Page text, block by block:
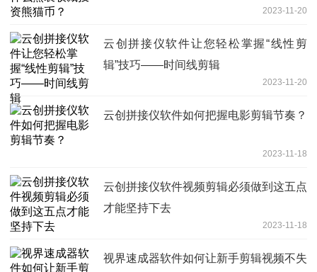
2023-11-20
云创拼接仪软件让您轻松掌握“线性剪
辑”技巧——时间线剪辑
2023-11-20
云创拼接仪软件如何把握电影剪辑节奏？
2023-11-18
云创拼接仪软件视频剪辑必须做到这五点
才能坚持下去
2023-11-18
视界速成器软件如何让新手剪辑视频不失